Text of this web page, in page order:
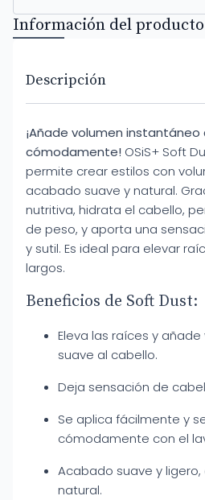
Información del producto
Descripción
¡Añade volumen instantáneo
cómodamente! OSiS+ Soft
permite crear estilos con
acabado suave y natural.
nutritiva, hidrata el cabello,
de peso, y aporta una
y sutil. Es ideal para elevar
largos.
Beneficios de Soft Dust:
Eleva las raíces y
suave al cabello.
Deja sensación de
Se aplica fácilmente y
cómodamente con el
Acabado suave y
natural.